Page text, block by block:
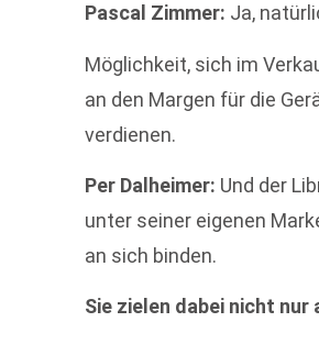
Pascal Zimmer: Ja,
Möglichkeit, sich im
an den Margen für die
verdienen.
Per Dalheimer: Und der
unter seiner eigenen
an sich binden.
Sie zielen dabei nicht